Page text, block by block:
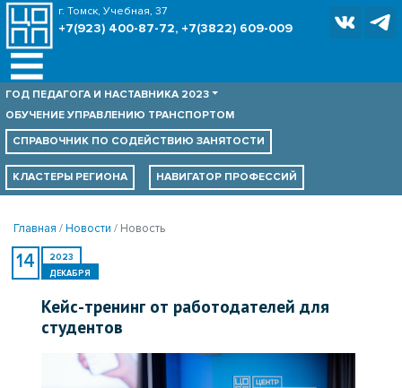
г. Томск, Учебная, 37
+7(923) 400-87-72, +7(3822) 609-009
ГОД ПЕДАГОГА И НАСТАВНИКА 2023
ОБУЧЕНИЕ УПРАВЛЕНИЮ ТРАНСПОРТОМ
СПРАВОЧНИК ПО СОДЕЙСТВИЮ ЗАНЯТОСТИ
КЛАСТЕРЫ РЕГИОНА НАВИГАТОР ПРОФЕССИЙ
Главная Новости Новость
14 2023
ДЕКАБРЯ
Кейс-тренинг от работодателей для
студентов